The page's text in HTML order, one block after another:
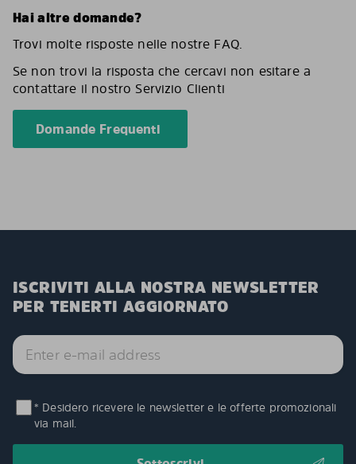
Hai altre domande?
Trovi molte risposte nelle nostre FAQ.
Se non trovi la risposta che cercavi non esitare a
contattare il nostro Servizio Clienti
Domande Frequenti
ISCRIVITI ALLA NOSTRA NEWSLETTER
PER TENERTI AGGIORNATO
* Desidero ricevere le newsletter e le offerte promozionali
via mail.